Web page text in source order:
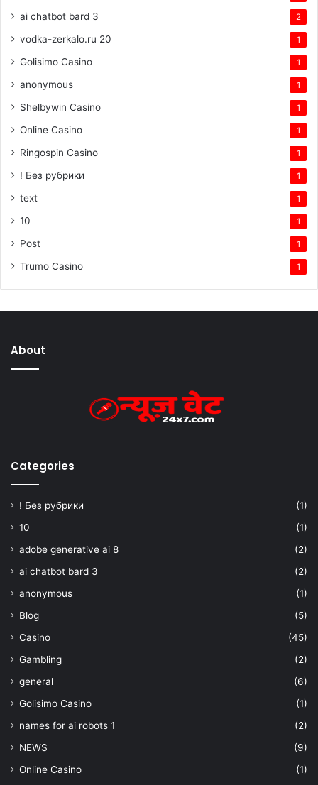
ai chatbot bard 3 2
vodka-zerkalo.ru 20 1
Golisimo Casino 1
anonymous 1
Shelbywin Casino 1
Online Casino 1
Ringospin Casino 1
! Без рубрики 1
text 1
10 1
Post 1
Trumo Casino 1
About
Categories
! Без рубрики
(1)
10
(1)
adobe generative ai 8
(2)
ai chatbot bard 3
(2)
anonymous
(1)
Blog
(5)
Casino
(45)
Gambling
(2)
general
(6)
Golisimo Casino
(1)
names for ai robots 1
(2)
NEWS
(9)
Online Casino
(1)